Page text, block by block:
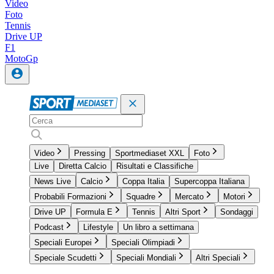
Video
Foto
Tennis
Drive UP
F1
MotoGp
Video Pressing Sportmediaset XXL
Foto
Live
Diretta Calcio
Risultati e Classifiche
News Live
Calcio Coppa Italia
Supercoppa Italiana
Probabili Formazioni
Squadre Mercato
Motori
Drive UP
Formula E Tennis Altri Sport
Sondaggi
Podcast
Lifestyle
Un libro a settimana
Speciali Europei
Speciali Olimpiadi
Speciale Scudetti
Speciali Mondiali Altri Speciali